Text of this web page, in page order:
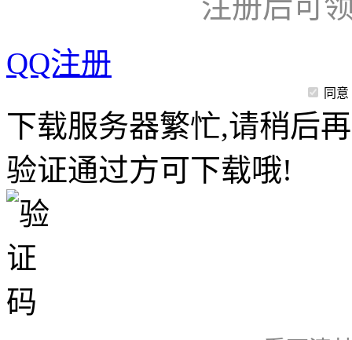
QQ注册
同意
下载服务器繁忙,请稍后
验证通过方可下载哦!